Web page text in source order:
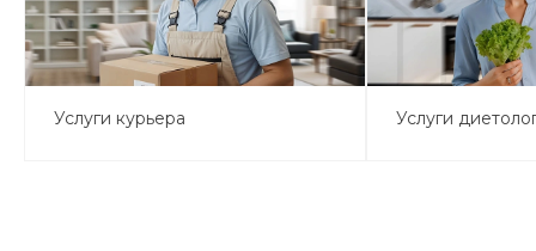
Услуги курьера Услуги